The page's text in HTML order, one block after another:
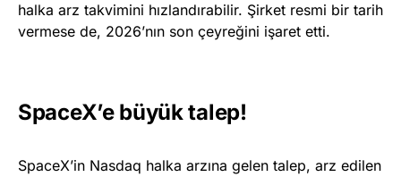
halka arz takvimini hızlandırabilir. Şirket resmi bir tarih
vermese de, 2026’nın son çeyreğini işaret etti.
SpaceX’e büyük talep!
SpaceX’in Nasdaq halka arzına gelen talep, arz edilen